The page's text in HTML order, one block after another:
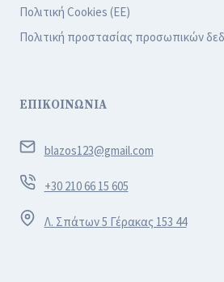
Πολιτική Cookies (ΕΕ)
Πολιτική προστασίας προσωπικών
ΕΠΙΚΟΙΝΩΝΙΑ
blazos123@gmail.com
+30 210 66 15 605
Λ. Σπάτων 5 Γέρακας 153 44